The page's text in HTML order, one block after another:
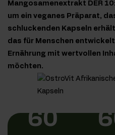
Mangosamenextrakt DER
um ein veganes Präparat,
schluckenden Kapseln
das für Menschen
Ernährung mit wertvollen
möchten.
60